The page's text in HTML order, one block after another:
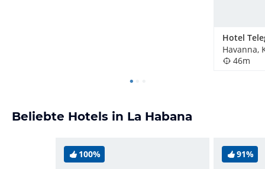
Hotel
Havanna,
46m
Beliebte Hotels in La Habana
100% 91%